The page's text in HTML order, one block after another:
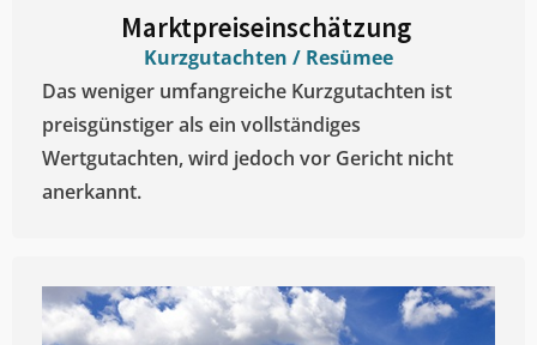
Marktpreiseinschätzung ​
Kurzgutachten / Resümee
Das weniger umfangreiche Kurzgutachten ist
preisgünstiger als ein vollständiges
Wertgutachten, wird jedoch vor Gericht nicht
anerkannt.